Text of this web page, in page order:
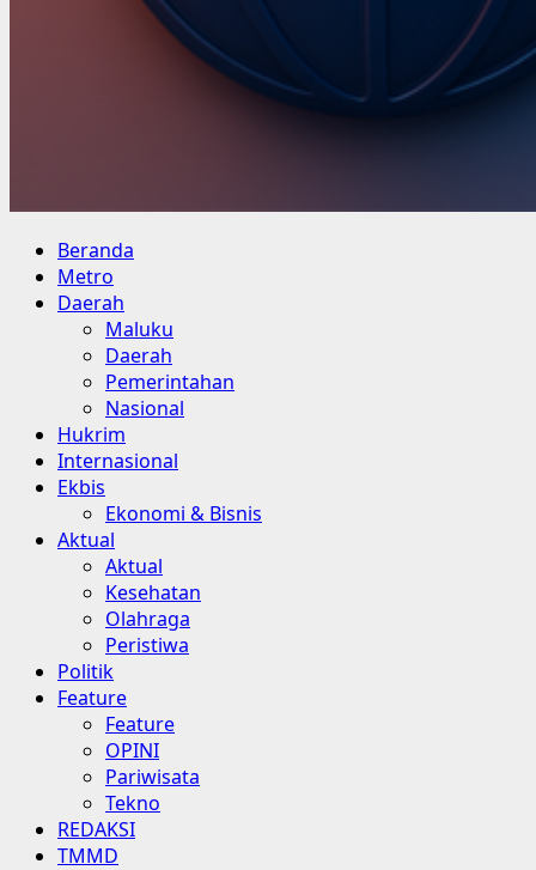
Primary
Menu
Beranda
Metro
Daerah
Maluku
Daerah
Pemerintahan
Nasional
Hukrim
Internasional
Ekbis
Ekonomi & Bisnis
Aktual
Aktual
Kesehatan
Olahraga
Peristiwa
Politik
Feature
Feature
OPINI
Pariwisata
Tekno
REDAKSI
TMMD